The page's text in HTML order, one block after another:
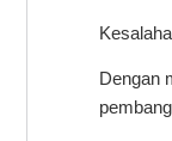
Dengan